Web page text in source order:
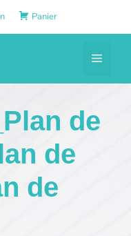
Panier
Menu
de
de
de